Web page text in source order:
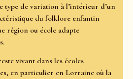
type de variation à l’intérieur d’un
du folklore enfantin
région ou école adapte
vivant dans les écoles
en particulier en Lorraine où la